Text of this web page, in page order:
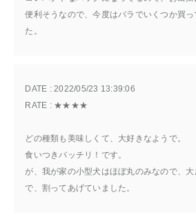
便利そうなので、今度はバラでいくつか買
た。
DATE : 2022/05/23 13:39:06
RATE : ★★★★
どの種類も美味しくて、大好きなようで。
食いつきバッチリ！です。
が、我が家の小型犬はほぼ丸のみなので、
で、割ってあげていました。